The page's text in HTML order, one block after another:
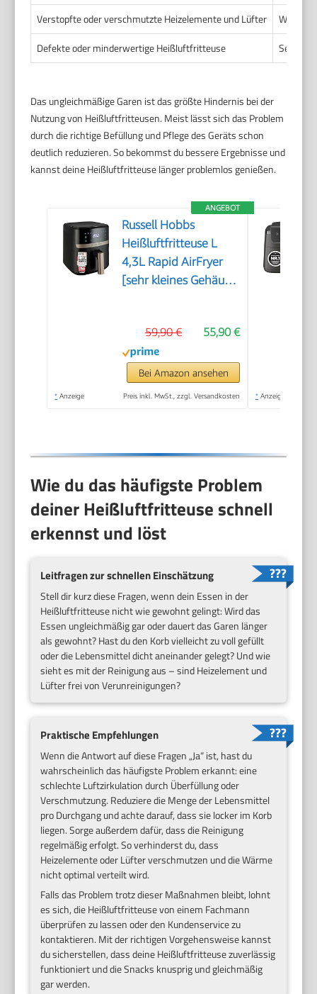
Verstopfte oder verschmutzte Heizelemente und Lüfter
Defekte oder minderwertige Heißluftfritteuse
Seltene,
Das ungleichmäßige Garen ist das größte Hindernis bei der
Nutzung von Heißluftfritteusen. Meist lässt sich das Problem
durch die richtige Befüllung und Pflege des Geräts schon
deutlich reduzieren. So bekommst du bessere Ergebnisse und
kannst deine Heißluftfritteuse länger problemlos genießen.
ANGEBOT
Russell Hobbs
Heißluftfritteuse L
4,3L Rapid AirFryer
[sehr kleines Gehäuse,
(spülmaschinenfest,
Fritteuse ohne Öl,
TouchScreen, Grillen,
Backen, Braten etc)
55,90 €
59,90 €
Bei Amazon ansehen
* Anzeige Preis inkl. MwSt., zzgl. Versandkosten * Anzeige
Wie du das häufigste Problem
deiner Heißluftfritteuse schnell
erkennst und löst
Leitfragen zur schnellen Einschätzung
Stell dir kurz diese Fragen, wenn dein Essen in der
Heißluftfritteuse nicht wie gewohnt gelingt: Wird das
Essen ungleichmäßig gar oder dauert das Garen länger
als gewohnt? Hast du den Korb vielleicht zu voll gefüllt
oder die Lebensmittel dicht aneinander gelegt? Und wie
sieht es mit der Reinigung aus – sind Heizelement und
Lüfter frei von Verunreinigungen?
Praktische Empfehlungen
Wenn die Antwort auf diese Fragen „Ja“ ist, hast du
wahrscheinlich das häufigste Problem erkannt: eine
schlechte Luftzirkulation durch Überfüllung oder
Verschmutzung. Reduziere die Menge der Lebensmittel
pro Durchgang und achte darauf, dass sie locker im Korb
liegen. Sorge außerdem dafür, dass die Reinigung
regelmäßig erfolgt. So verhinderst du, dass
Heizelemente oder Lüfter verschmutzen und die Wärme
nicht optimal verteilt wird.
Falls das Problem trotz dieser Maßnahmen bleibt, lohnt
es sich, die Heißluftfritteuse von einem Fachmann
überprüfen zu lassen oder den Kundenservice zu
kontaktieren. Mit der richtigen Vorgehensweise kannst
du sicherstellen, dass deine Heißluftfritteuse zuverlässig
funktioniert und die Snacks knusprig und gleichmäßig
gar werden.